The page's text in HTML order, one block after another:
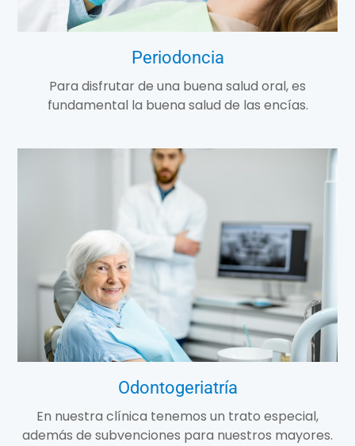
Periodoncia
Para disfrutar de una buena salud oral, es
fundamental la buena salud de las encías.
Odontogeriatría
En nuestra clínica tenemos un trato especial,
además de subvenciones para nuestros mayores.